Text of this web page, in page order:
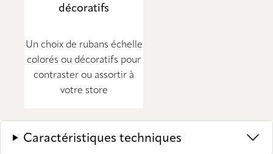
décoratifs
Un choix de rubans échelle
colorés ou décoratifs pour
contraster ou assortir à
votre store
Caractéristiques techniques